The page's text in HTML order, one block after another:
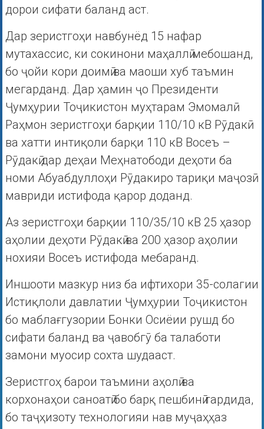
дорои сифати баланд аст.
Дар зеристгоҳи навбунёд 15 нафар
мутахассис, ки сокинони маҳаллӣ мебошанд,
бо ҷойи кори доимӣ ва маоши хуб таъмин
мегарданд. Дар ҳамин ҷо Президенти
Ҷумҳурии Тоҷикистон муҳтарам Эмомалӣ
Раҳмон зеристгоҳи барқии 110/10 кВ Рӯдакӣ
ва хатти интиқоли барқи 110 кВ Восеъ –
Рӯдакӣ дар деҳаи Меҳнатободи деҳоти ба
номи Абуабдуллоҳи Рӯдакиро тариқи маҷозӣ
мавриди истифода қарор доданд.
Аз зеристгоҳи барқии 110/35/10 кВ 25 ҳазор
аҳолии деҳоти Рӯдакӣ ва 200 ҳазор аҳолии
нохияи Восеъ истифода мебаранд.
Иншооти мазкур низ ба ифтихори 35-солагии
Истиқлоли давлатии Ҷумҳурии Тоҷикистон
бо маблағгузории Бонки Осиёии рушд бо
сифати баланд ва ҷавобгӯ ба талаботи
замони муосир сохта шудааст.
Зеристгоҳ барои таъмини аҳолӣ ва
корхонаҳои саноатӣ бо барқ пешбинӣ гардида,
бо таҷҳизоту технологияи нав муҷаҳҳаз